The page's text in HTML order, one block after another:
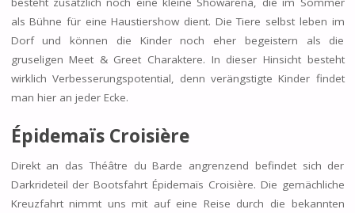
als Bühne für eine Haustiershow dient. Die Tiere selbst leben im
Dorf und können die Kinder noch eher begeistern als die
gruseligen Meet & Greet Charaktere. In dieser Hinsicht besteht
wirklich Verbesserungspotential, denn verängstigte Kinder findet
man hier an jeder Ecke.
Épidemaïs Croisière
Direkt an das Théâtre du Barde angrenzend befindet sich der
Darkrideteil der Bootsfahrt Épidemaïs Croisière. Die gemächliche
Kreuzfahrt nimmt uns mit auf eine Reise durch die bekannten